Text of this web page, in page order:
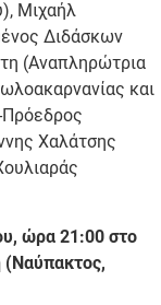
Μιχαήλ
Διδάσκων
(Αναπληρώτρια
και
Πρόεδρος
Χαλάτσης
ώρα 21:00 στο
(Ναύπακτος,